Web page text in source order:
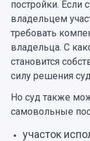
постройки. Если
владельцем
требовать
владельца. С
становится
силу решения
Но суд также
самовольные
участок